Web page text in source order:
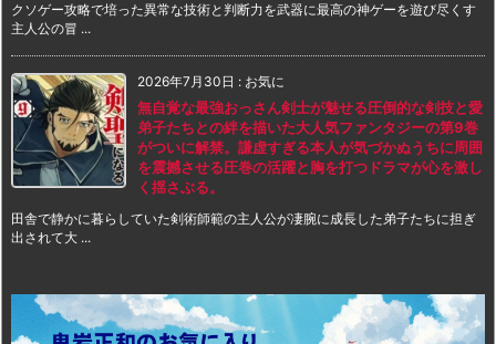
クソゲー攻略で培った異常な技術と判断力を武器に最高の神ゲーを遊び尽くす
主人公の冒 ...
2026年7月30日 : お気に
無自覚な最強おっさん剣士が魅せる圧倒的な剣技と愛
弟子たちとの絆を描いた大人気ファンタジーの第9巻
がついに解禁。謙虚すぎる本人が気づかぬうちに周囲
を震撼させる圧巻の活躍と胸を打つドラマが心を激し
く揺さぶる。
田舎で静かに暮らしていた剣術師範の主人公が凄腕に成長した弟子たちに担ぎ
出されて大 ...